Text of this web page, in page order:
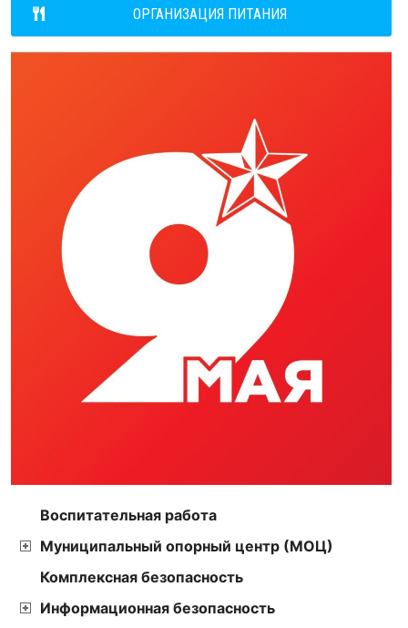
ОРГАНИЗАЦИЯ ПИТАНИЯ
Воспитательная работа
Муниципальный опорный центр (МОЦ)
Комплексная безопасность
Информационная безопасность